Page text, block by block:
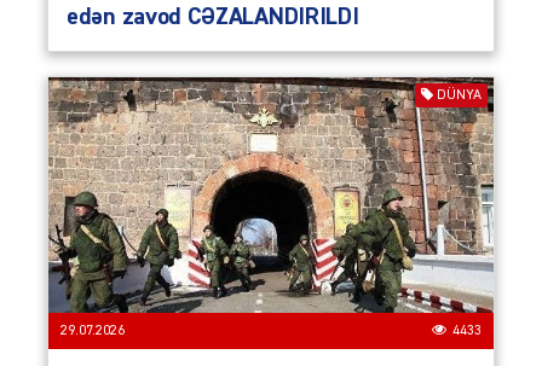
edən zavod CƏZALANDIRILDI
DÜNYA
29.07.2026 4433